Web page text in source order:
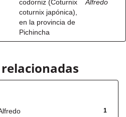
codorniz (Coturnix
coturnix japónica),
en la provincia de
Pichincha
Alfredo
1